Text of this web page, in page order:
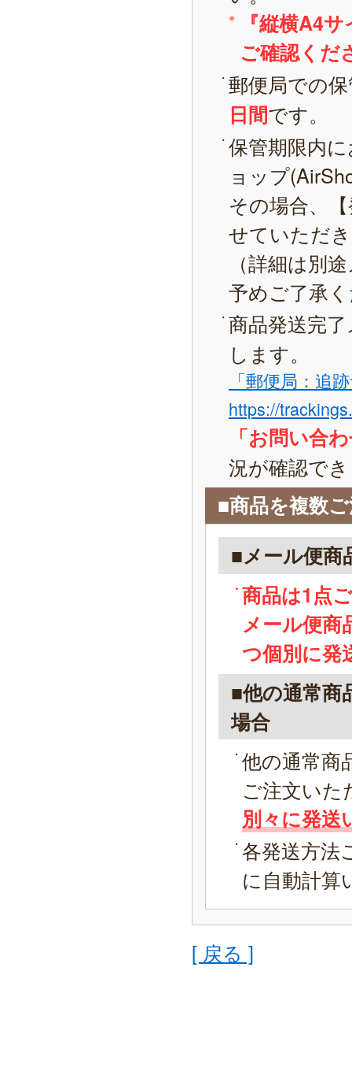
『縦横A4
ご確認くだ
郵便局での
日間です。
保管期限内
ョップ
その場合、
せていただ
（詳細は別
予めご了承
商品発送完
します。
「郵便局：追
https://
「お問い合
況が確認で
■商品を複数
■メール便商
商品は1点
メール便商
つ個別に発
■他の通常商
場合
他の通常商
ご注文いた
別々に発送
各発送方法
に自動計算
[ 戻る ]